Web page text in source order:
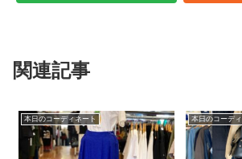
関連記事
本日のコーディネート 本日のコーデ